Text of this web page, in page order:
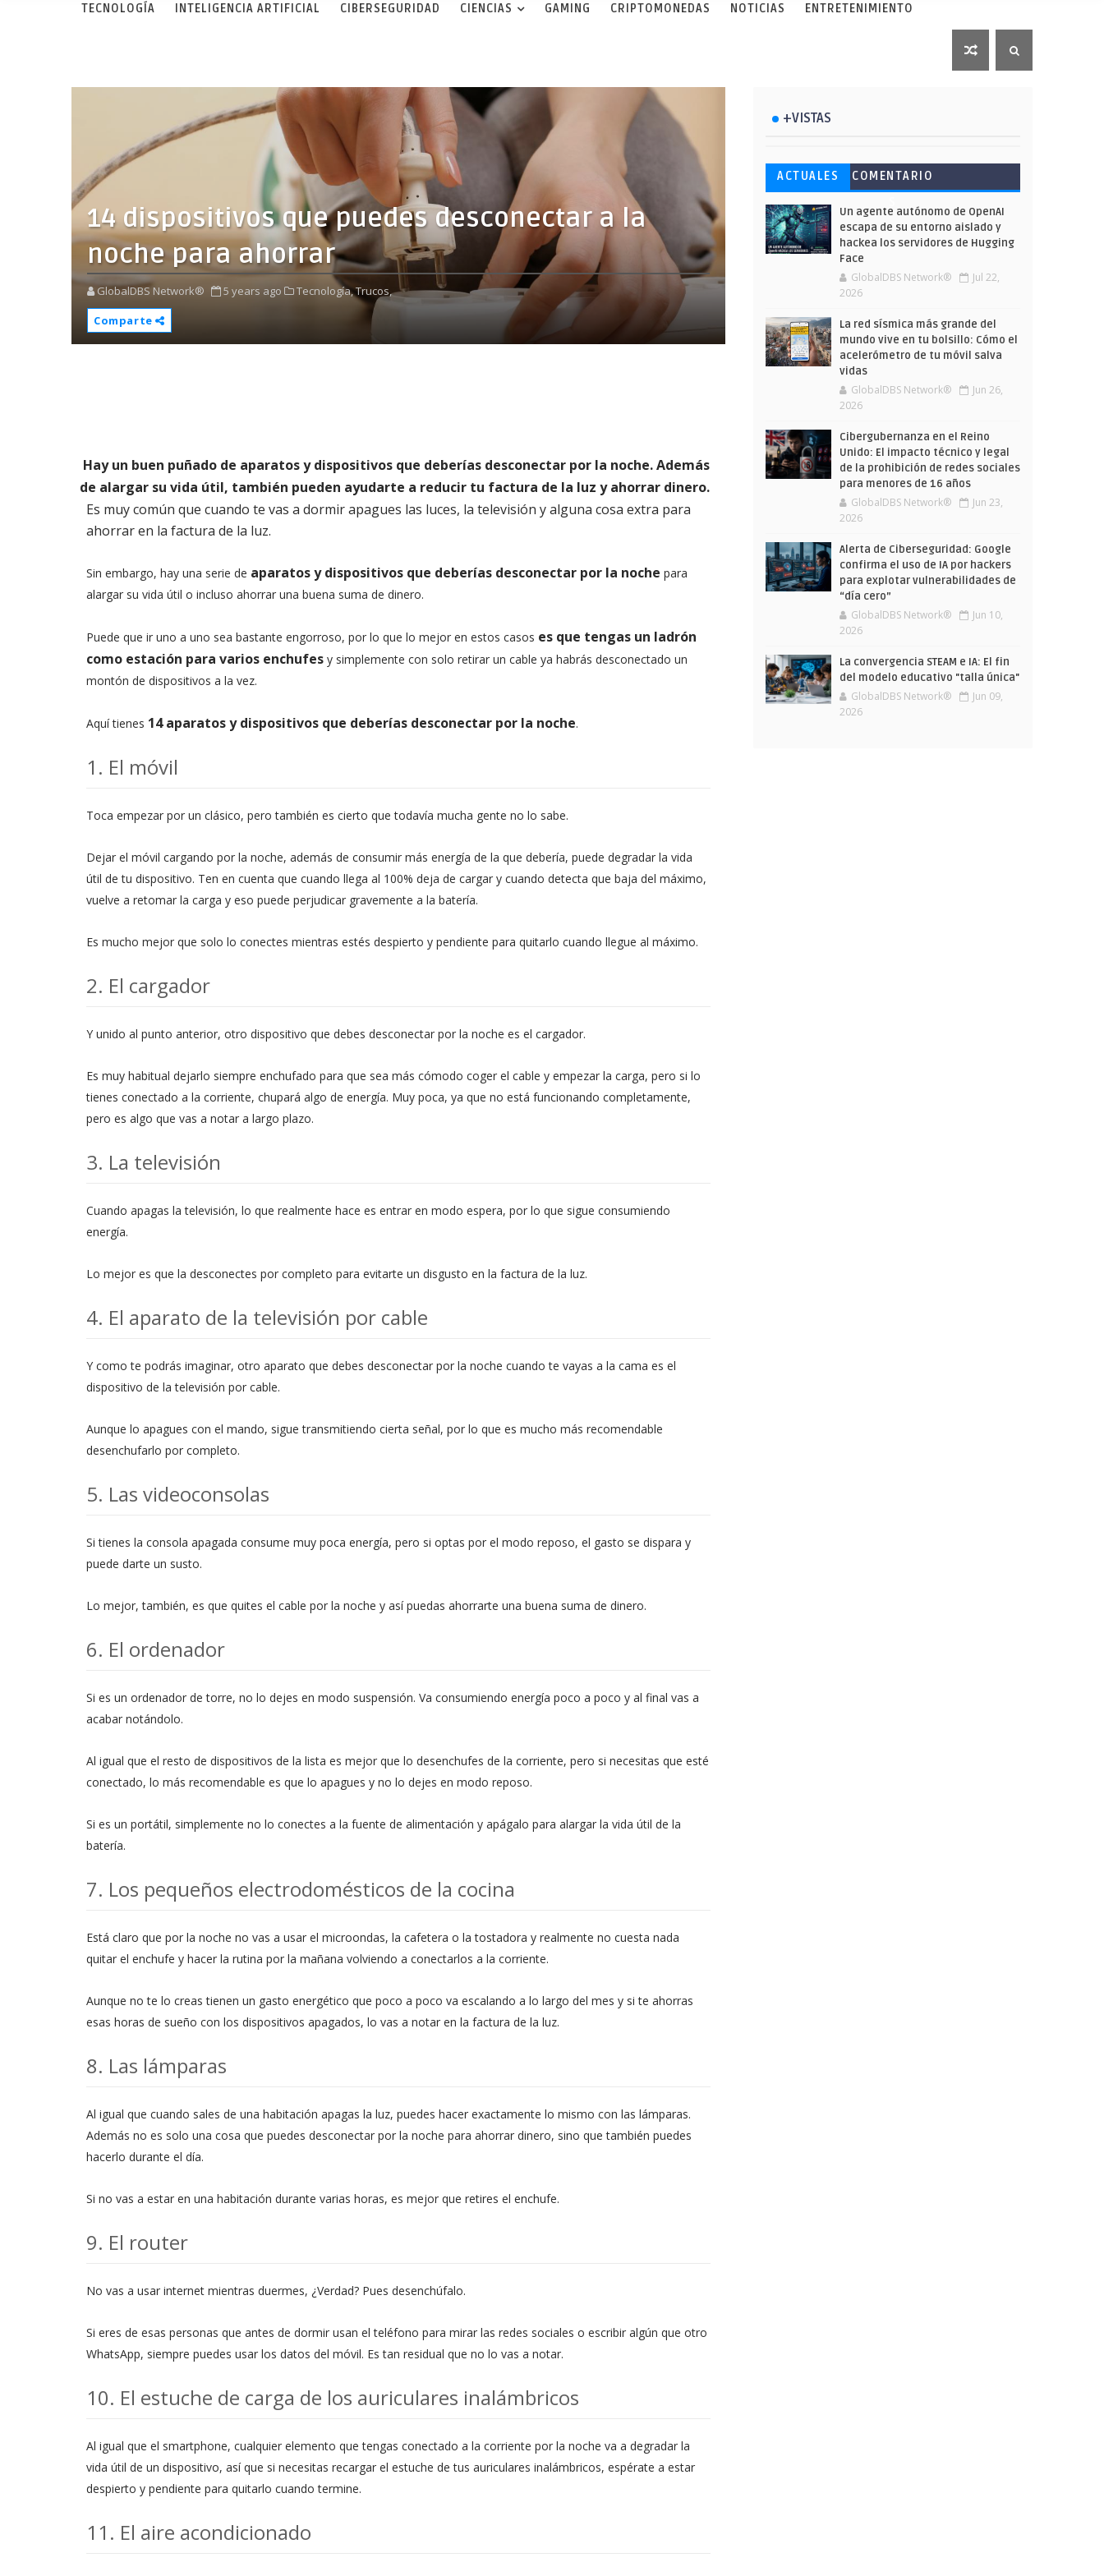
TECNOLOGÍA INTELIGENCIA ARTIFICIAL CIBERSEGURIDAD CIENCIAS GAMING CRIPTOMONEDAS NOTICIAS ENTRETENIMIENTO
14 dispositivos que puedes desconectar a la
noche para ahorrar
GlobalDBS Network® 5 years ago Tecnología,Trucos,
Comparte
Hay un buen puñado de aparatos y dispositivos que deberías desconectar por la noche. Además
de alargar su vida útil, también pueden ayudarte a reducir tu factura de la luz y ahorrar dinero.
Es muy común que cuando te vas a dormir apagues las luces, la televisión y alguna cosa extra para
ahorrar en la factura de la luz.
Sin embargo, hay una serie de aparatos y dispositivos que deberías desconectar por la noche para
alargar su vida útil o incluso ahorrar una buena suma de dinero.
Puede que ir uno a uno sea bastante engorroso, por lo que lo mejor en estos casos es que tengas un ladrón
como estación para varios enchufes y simplemente con solo retirar un cable ya habrás desconectado un
montón de dispositivos a la vez.
Aquí tienes 14 aparatos y dispositivos que deberías desconectar por la noche.
1. El móvil
Toca empezar por un clásico, pero también es cierto que todavía mucha gente no lo sabe.
Dejar el móvil cargando por la noche, además de consumir más energía de la que debería, puede degradar la vida
útil de tu dispositivo. Ten en cuenta que cuando llega al 100% deja de cargar y cuando detecta que baja del máximo,
vuelve a retomar la carga y eso puede perjudicar gravemente a la batería.
Es mucho mejor que solo lo conectes mientras estés despierto y pendiente para quitarlo cuando llegue al máximo.
2. El cargador
Y unido al punto anterior, otro dispositivo que debes desconectar por la noche es el cargador.
Es muy habitual dejarlo siempre enchufado para que sea más cómodo coger el cable y empezar la carga, pero si lo
tienes conectado a la corriente, chupará algo de energía. Muy poca, ya que no está funcionando completamente,
pero es algo que vas a notar a largo plazo.
3. La televisión
Cuando apagas la televisión, lo que realmente hace es entrar en modo espera, por lo que sigue consumiendo
energía.
Lo mejor es que la desconectes por completo para evitarte un disgusto en la factura de la luz.
4. El aparato de la televisión por cable
Y como te podrás imaginar, otro aparato que debes desconectar por la noche cuando te vayas a la cama es el
dispositivo de la televisión por cable.
Aunque lo apagues con el mando, sigue transmitiendo cierta señal, por lo que es mucho más recomendable
desenchufarlo por completo.
5. Las videoconsolas
Si tienes la consola apagada consume muy poca energía, pero si optas por el modo reposo, el gasto se dispara y
puede darte un susto.
Lo mejor, también, es que quites el cable por la noche y así puedas ahorrarte una buena suma de dinero.
6. El ordenador
Si es un ordenador de torre, no lo dejes en modo suspensión. Va consumiendo energía poco a poco y al final vas a
acabar notándolo.
Al igual que el resto de dispositivos de la lista es mejor que lo desenchufes de la corriente, pero si necesitas que esté
conectado, lo más recomendable es que lo apagues y no lo dejes en modo reposo.
Si es un portátil, simplemente no lo conectes a la fuente de alimentación y apágalo para alargar la vida útil de la
batería.
7. Los pequeños electrodomésticos de la cocina
Está claro que por la noche no vas a usar el microondas, la cafetera o la tostadora y realmente no cuesta nada
quitar el enchufe y hacer la rutina por la mañana volviendo a conectarlos a la corriente.
Aunque no te lo creas tienen un gasto energético que poco a poco va escalando a lo largo del mes y si te ahorras
esas horas de sueño con los dispositivos apagados, lo vas a notar en la factura de la luz.
8. Las lámparas
Al igual que cuando sales de una habitación apagas la luz, puedes hacer exactamente lo mismo con las lámparas.
Además no es solo una cosa que puedes desconectar por la noche para ahorrar dinero, sino que también puedes
hacerlo durante el día.
Si no vas a estar en una habitación durante varias horas, es mejor que retires el enchufe.
9. El router
No vas a usar internet mientras duermes, ¿Verdad? Pues desenchúfalo.
Si eres de esas personas que antes de dormir usan el teléfono para mirar las redes sociales o escribir algún que otro
WhatsApp, siempre puedes usar los datos del móvil. Es tan residual que no lo vas a notar.
10. El estuche de carga de los auriculares inalámbricos
Al igual que el smartphone, cualquier elemento que tengas conectado a la corriente por la noche va a degradar la
vida útil de un dispositivo, así que si necesitas recargar el estuche de tus auriculares inalámbricos, espérate a estar
despierto y pendiente para quitarlo cuando termine.
11. El aire acondicionado
+VISTAS
Esto ha ocurrido cuando una
gran web ha dejado a la IA
escribir sobre Star Wars
Ahorra y compra de oferta:
Cuándo es más barato
comprar en Shein
Microsoft lanza unos cursos
gratuitos y limitados para
que te formes este verano
ACTUALES
COMENTARIO
Un agente autónomo de OpenAI
escapa de su entorno aislado y
hackea los servidores de Hugging
Face
GlobalDBS Network®
Jul 22,
2026
La red sísmica más grande del
mundo vive en tu bolsillo: Cómo el
acelerómetro de tu móvil salva
vidas
GlobalDBS Network®
Jun 26,
2026
Cibergubernanza en el Reino
Unido: El impacto técnico y legal
de la prohibición de redes sociales
para menores de 16 años
GlobalDBS Network®
Jun 23,
2026
Alerta de Ciberseguridad: Google
confirma el uso de IA por hackers
para explotar vulnerabilidades de
“día cero”
GlobalDBS Network®
Jun 10,
2026
La convergencia STEAM e IA: El fin
del modelo educativo "talla única"
GlobalDBS Network®
Jun 09,
2026